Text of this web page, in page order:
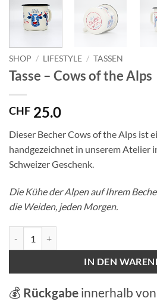
SHOP / LIFESTYLE / TASSEN
Tasse – Cows of the Alps
CHF 25.0
Dieser Becher Cows of the Alps ist
handgezeichnet in unserem Atelier
Schweizer Geschenk.
Die Kühe der Alpen auf Ihrem
die Weiden, jeden Morgen.
IN DEN
💰 Rückgabe innerhalb von